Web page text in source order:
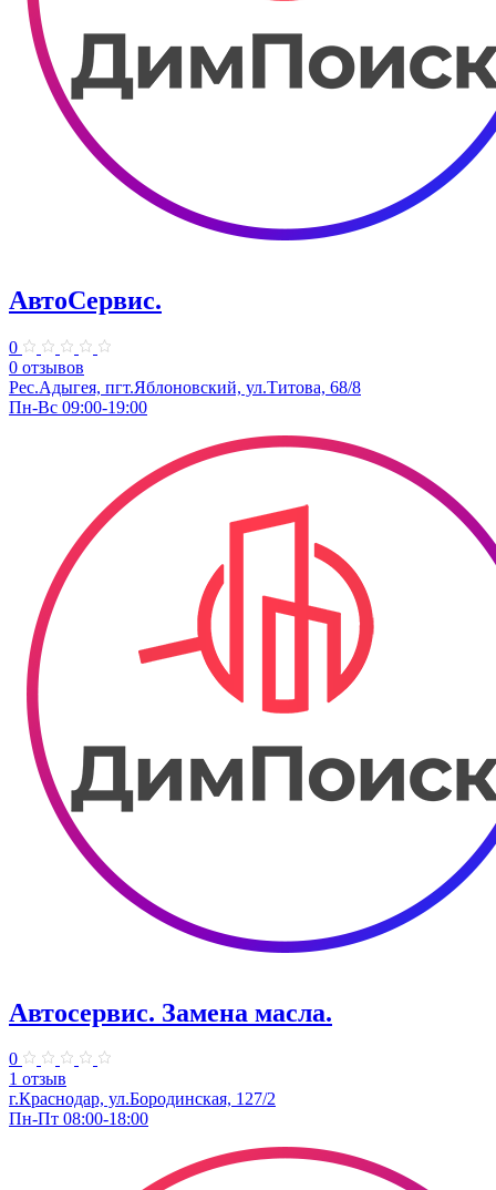
АвтоСервис.
0
0 отзывов
Рес.Адыгея, пгт.Яблоновский, ул.Титова, 68/8
Пн-Вс 09:00-19:00
Автосервис. Замена масла.
0
1 отзыв
г.Краснодар, ул.Бородинская, 127/2
Пн-Пт 08:00-18:00